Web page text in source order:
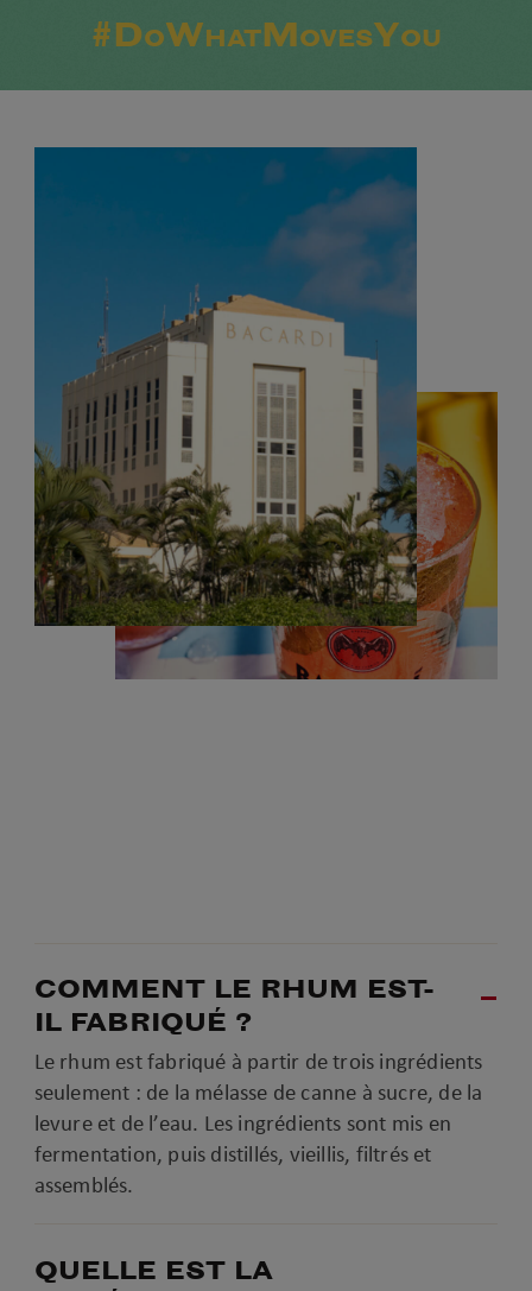
#DoWhatMovesYou
COMMENT LE RHUM EST-
IL FABRIQUÉ ?
Le rhum est fabriqué à partir de trois ingrédients
seulement : de la mélasse de canne à sucre, de la
levure et de l’eau. Les ingrédients sont mis en
fermentation, puis distillés, vieillis, filtrés et
assemblés.
QUELLE EST LA